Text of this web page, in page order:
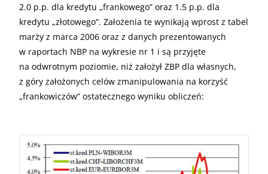
2.0 p.p. dla kredytu „frankowego” oraz 1.5 p.p. dla
kredytu „złotowego”. Założenia te wynikają wprost z tabel
marży z marca 2006 oraz z danych prezentowanych
w raportach NBP na wykresie nr 1 i są przyjęte
na odwrotnym poziomie, niż założył ZBP dla własnych,
z góry założonych celów zmanipulowania na korzyść
„frankowiczów” ostatecznego wyniku obliczeń: